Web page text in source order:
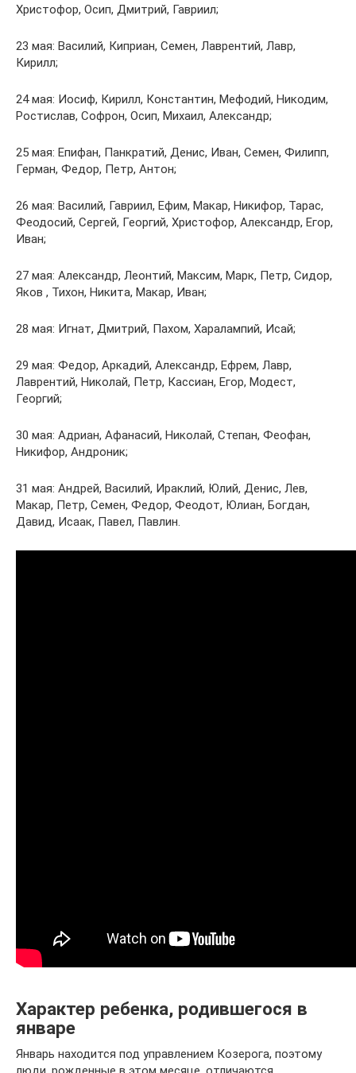
Христофор, Осип, Дмитрий, Гавриил;
23 мая: Василий, Киприан, Семен, Лаврентий, Лавр,
Кирилл;
24 мая: Иосиф, Кирилл, Константин, Мефодий, Никодим,
Ростислав, Софрон, Осип, Михаил, Александр;
25 мая: Епифан, Панкратий, Денис, Иван, Семен, Филипп,
Герман, Федор, Петр, Антон;
26 мая: Василий, Гавриил, Ефим, Макар, Никифор, Тарас,
Феодосий, Сергей, Георгий, Христофор, Александр, Егор,
Иван;
27 мая: Александр, Леонтий, Максим, Марк, Петр, Сидор,
Яков , Тихон, Никита, Макар, Иван;
28 мая: Игнат, Дмитрий, Пахом, Харалампий, Исай;
29 мая: Федор, Аркадий, Александр, Ефрем, Лавр,
Лаврентий, Николай, Петр, Кассиан, Егор, Модест,
Георгий;
30 мая: Адриан, Афанасий, Николай, Степан, Феофан,
Никифор, Андроник;
31 мая: Андрей, Василий, Ираклий, Юлий, Денис, Лев,
Макар, Петр, Семен, Федор, Феодот, Юлиан, Богдан,
Давид, Исаак, Павел, Павлин.
Характер ребенка, родившегося в
январе
Январь находится под управлением Козерога, поэтому